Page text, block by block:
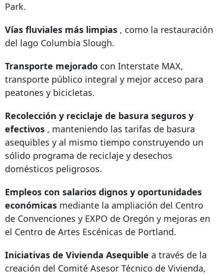
Park.
Vías fluviales más limpias , como la restauración
del lago Columbia Slough.
Transporte mejorado con Interstate MAX,
transporte público integral y mejor acceso para
peatones y bicicletas.
Recolección y reciclaje de basura seguros y
efectivos , manteniendo las tarifas de basura
asequibles y al mismo tiempo construyendo un
sólido programa de reciclaje y desechos
domésticos peligrosos.
Empleos con salarios dignos y oportunidades
económicas mediante la ampliación del Centro
de Convenciones y EXPO de Oregón y mejoras en
el Centro de Artes Escénicas de Portland.
Iniciativas de Vivienda Asequible a través de la
creación del Comité Asesor Técnico de Vivienda,